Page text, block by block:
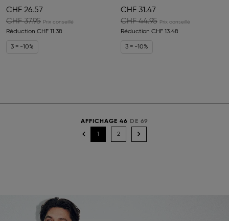
CHF 26.57
CHF 37.95
Réduction CHF 11.38
3 = -10%
CHF 31.47
CHF 44.95
Réduction CHF 13.48
3 = -10%
AFFICHAGE 46 DE 69
1 2